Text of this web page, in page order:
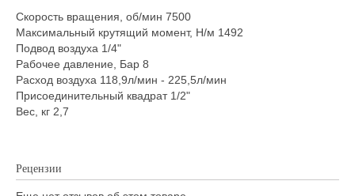
Скорость вращения, об/мин 7500
Максимальный крутящий момент, Н/м 1492
Подвод воздуха 1/4"
Рабочее давление, Бар 8
Расход воздуха 118,9л/мин - 225,5л/мин
Присоединительный квадрат 1/2"
Вес, кг 2,7
Рецензии